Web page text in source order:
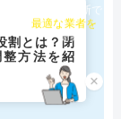
割とは？閉
方法を紹
×
チャット診断で
最適な業者を
ご提案